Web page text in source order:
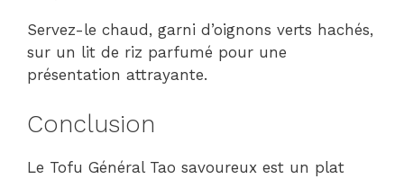
Servez-le chaud, garni d’oignons verts hachés,
sur un lit de riz parfumé pour une
présentation attrayante.
Conclusion
Le Tofu Général Tao savoureux est un plat